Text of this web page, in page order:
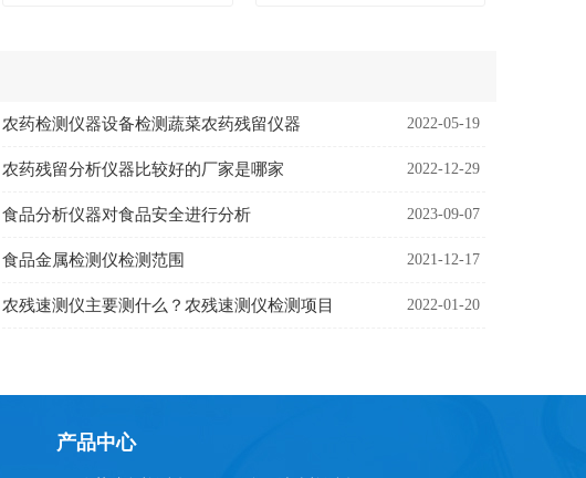
农药检测仪器设备检测蔬菜农药残留仪器 2022-05-19
农药残留分析仪器比较好的厂家是哪家 2022-12-29
食品分析仪器对食品安全进行分析 2023-09-07
食品金属检测仪检测范围 2021-12-17
农残速测仪主要测什么？农残速测仪检测项目 2022-01-20
产品中心